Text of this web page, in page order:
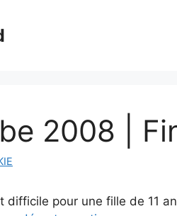
2008 |
difficile pour une fille de 11